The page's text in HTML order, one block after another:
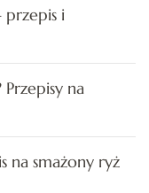
przepis i
na
na smażony ryż